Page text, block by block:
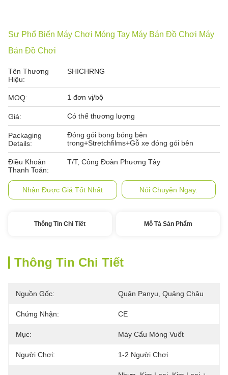
Sự Phổ Biến Máy Chơi Móng Tay Máy Bán Đồ Chơi Máy
Bán Đồ Chơi
Tên Thương
Hiệu:
SHICHRNG
MOQ: 1 đơn vị/bộ
Giá: Có thể thương lượng
Packaging
Details:
Đóng gói bong bóng bên
trong+Stretchfilms+Gỗ xe đóng gói bên
Điều Khoản
Thanh Toán:
T/T, Công Đoàn Phương Tây
Nhận Được Giá Tốt Nhất Nói Chuyện Ngay.
Thông Tin Chi Tiết Mô Tả Sản Phẩm
Thông Tin Chi Tiết
Nguồn Gốc: Quận Panyu, Quảng Châu
Chứng Nhận: CE
Mục: Máy Cẩu Móng Vuốt
Người Chơi: 1-2 Người Chơi